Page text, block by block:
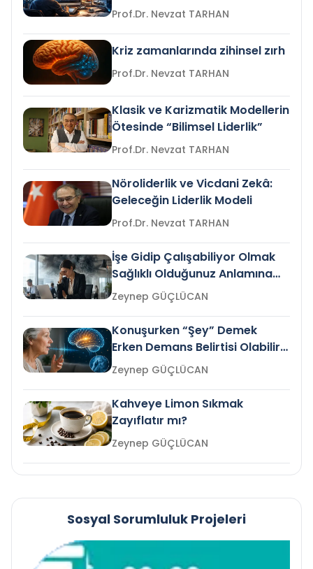
Prof.Dr. Nevzat TARHAN
Kriz zamanlarında zihinsel zırh
Prof.Dr. Nevzat TARHAN
Klasik ve Karizmatik Modellerin
Ötesinde “Bilimsel Liderlik”
Prof.Dr. Nevzat TARHAN
Nöroliderlik ve Vicdani Zekâ:
Geleceğin Liderlik Modeli
Prof.Dr. Nevzat TARHAN
İşe Gidip Çalışabiliyor Olmak
Sağlıklı Olduğunuz Anlamına
Gelir mi?Zeynep GÜÇLÜCAN
Konuşurken “Şey” Demek
Erken Demans Belirtisi Olabilir
mi?
Zeynep GÜÇLÜCAN
Kahveye Limon Sıkmak
Zayıflatır mı?
Zeynep GÜÇLÜCAN
Sosyal Sorumluluk Projeleri